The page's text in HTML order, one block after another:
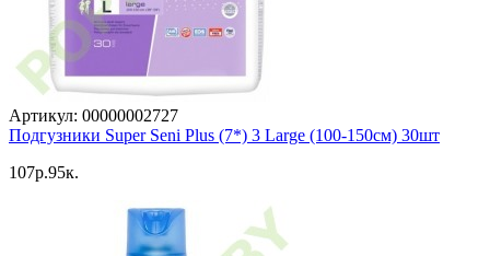
Артикул: 00000002727
Подгузники Super Seni Plus (7*) 3 Large (100-150см) 30шт
107p.95к.